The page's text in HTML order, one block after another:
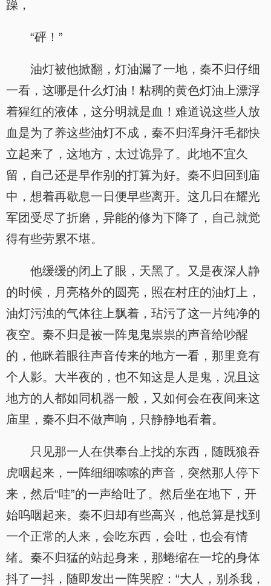
躁，
“砰！”
油灯被他掀翻，灯油漏了一地，秦不归仔细
一看，这哪是什么灯油！粘稠的黄色灯油上漂浮
着猩红的液体，这分明就是血！难道说这些人放
血是为了养这些油灯不成，秦不归浑身汗毛都快
立起来了，这地方，太过诡异了。此地不宜久
留，自己还是早作别的打算为好。秦不归回到庙
中，想着再歇息一日便早些离开。这几日在耀光
军团受尽了折磨，异能的修为下降了，自己就觉
得有些劳累不堪。
他缓缓的闭上了眼，天黑了。又是夜深人静
的时候，月亮格外的圆亮，照在村庄的油灯上，
油灯污浊的气体往上飘着，玷污了这一片纯净的
夜空。秦不归是被一阵鬼鬼祟祟的声音给吵醒
的，他眯着眼往声音传来的地方一看，那里竟有
个人影。大半夜的，也不知这是人是鬼，况且这
地方的人都如同机器一般，又如何会在夜间来这
庙里，秦不归不做声响，只静静地看着。
只见那一人在供奉台上找的东西，随既狼吞
虎咽起来，一阵细细嗦嗦的声音，突然那人停下
来，然后“哇”的一声给吐了。然后坐在地下，开
始呜咽起来。秦不归却有些高兴，他总算是找到
一个正常的人来，会吃东西，会吐，也会有情
绪。秦不归猛的站起身来，那蜷缩在一坨的身体
抖了一抖，随即发出一阵哭腔：“大人，别杀我，